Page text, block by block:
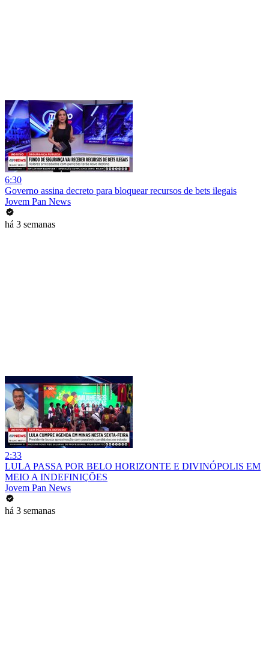
6:30
Governo assina decreto para bloquear recursos de bets ilegais
Jovem Pan News
há 3 semanas
2:33
LULA PASSA POR BELO HORIZONTE E DIVINÓPOLIS EM
MEIO A INDEFINIÇÕES
Jovem Pan News
há 3 semanas